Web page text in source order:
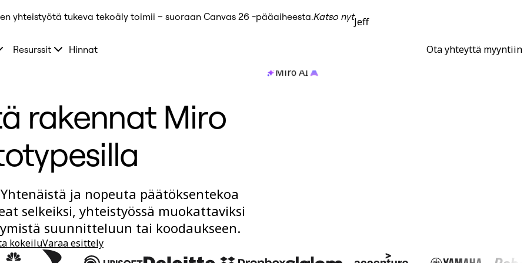
yhteistyötä tukeva tekoäly toimii – suoraan Canvas 26 -pääaiheesta.Katso nytJeff
Resurssit Hinnat Ota yhteyttä myyntiin
Miro AI
rakennat Miro
ja nopeuta päätöksentekoa
selkeiksi, yhteistyössä muokattaviksi
suunnitteluun tai koodaukseen.
kokeiluVaraa esittely